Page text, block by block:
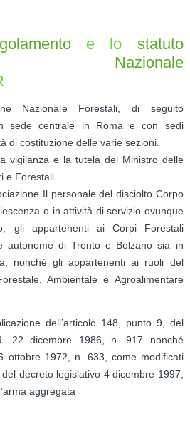
e lo statuto
Nazionale
Nazionale Forestali, di seguito
sede centrale in Roma e con sedi
di costituzione delle varie sezioni.
vigilanza e la tutela del Ministro delle
e Forestali
Il personale del disciolto Corpo
o in attività di servizio ovunque
gli appartenenti ai Corpi Forestali
autonome di Trento e Bolzano sia in
nonché gli appartenenti ai ruoli del
Ambientale e Agroalimentare
dell’articolo 148, punto 9, del
22 dicembre 1986, n. 917 nonché
ottobre 1972, n. 633, come modificati
decreto legislativo 4 dicembre 1997,
aggregata